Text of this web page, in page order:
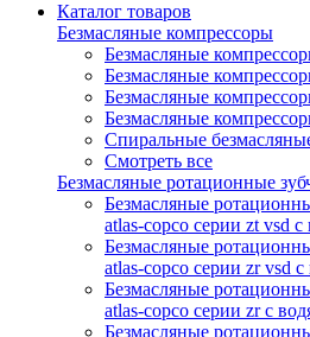
Каталог товаров
Безмасляные компрессоры
Безмасляные
Безмасляные
Безмасляные
Безмасляные
Спиральные
Смотреть все
Безмасляные ротационные
Безмасляные
atlas-copco серии zt vsd
Безмасляные
atlas-copco серии zr vsd
Безмасляные
atlas-copco серии zr с
Безмасляные